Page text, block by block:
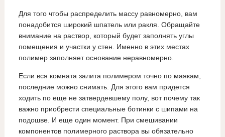
Для того чтобы распределить массу равномерно, вам
понадобится широкий шпатель или ракля. Обращайте
внимание на раствор, который будет заполнять углы
помещения и участки у стен. Именно в этих местах
полимер заполняет основание неравномерно.
Если вся комната залита полимером точно по маякам,
последние можно снимать. Для этого вам придется
ходить по еще не затвердевшему полу, вот почему так
важно приобрести специальные ботинки с шипами на
подошве. И еще один момент. При смешивании
компонентов полимерного раствора вы обязательно